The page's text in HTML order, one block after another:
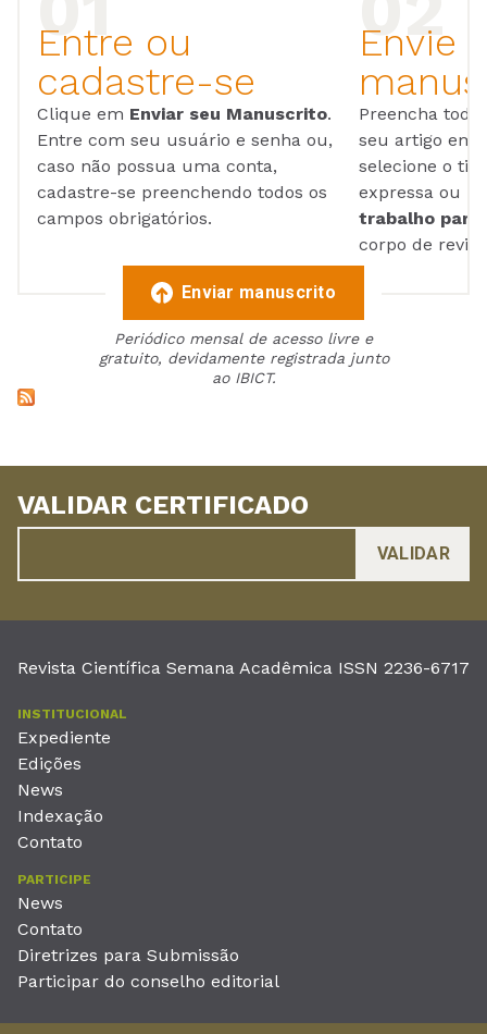
Entre ou
cadastre-se
Clique em Enviar seu Manuscrito.
Entre com seu usuário e senha ou,
caso não possua uma conta,
cadastre-se preenchendo todos os
campos obrigatórios.
Envie
Preencha
seu artigo em
selecione o
expressa ou
trabalho para
corpo de
Enviar manuscrito
Periódico mensal de acesso livre e
gratuito, devidamente registrada junto
ao IBICT.
VALIDAR CERTIFICADO
Revista Científica Semana Acadêmica ISSN 2236-6717
INSTITUCIONAL
Expediente
Edições
News
Indexação
Contato
PARTICIPE
News
Contato
Diretrizes para Submissão
Participar do conselho editorial